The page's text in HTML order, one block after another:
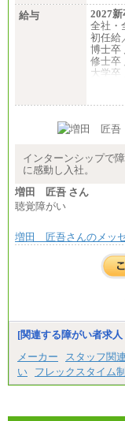
給与
2027新
全社・
初任給
博士卒
修士卒
大学卒
※試用
中途：
す。
インターンシップで
に感動し入社。
増田 匠吾 さん
聴覚障がい
増田 匠吾さんのメッ
[関連する障がい者求
メーカー
スタッフ関連
い
フレックスタイム制